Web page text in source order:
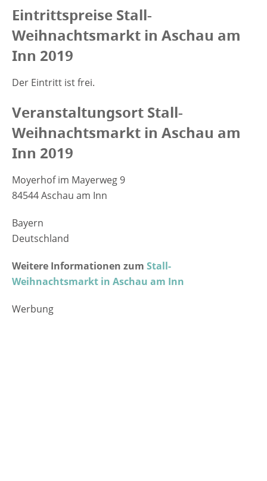
Eintrittspreise Stall-
Weihnachtsmarkt in Aschau am
Inn 2019
Der Eintritt ist frei.
Veranstaltungsort Stall-
Weihnachtsmarkt in Aschau am
Inn 2019
Moyerhof im Mayerweg 9
84544 Aschau am Inn
Bayern
Deutschland
Weitere Informationen zum Stall-
Weihnachtsmarkt in Aschau am Inn
Werbung